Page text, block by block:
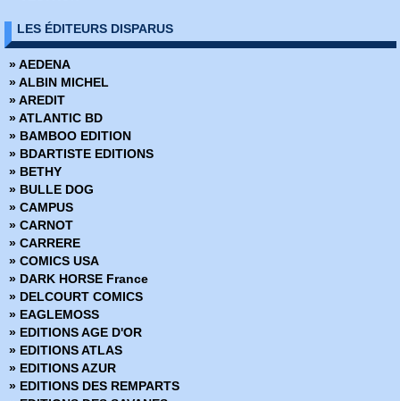
» BRZRKR
» BRZRKR - Bloodlines
» BuzzKill
» Cages
» Canary
» Captain Ginger
» Changing Ways
» Charlie Adlard - Art Book
» Château l'attente
» Chimichanga
» Choker
» Chroniques de Corum
» Chroniques de Groom Lake
» Cinder & Ashe
» ClaSSwar
» Clear
» Clone
» Clones
» Clyde fans
» Codeflesh
» Collection Outsider
» Justice League of America
» Trois-dans-un Flash
LES ÉDITEURS DISPARUS
» AEDENA
» ALBIN MICHEL
» AREDIT
» ATLANTIC BD
» BAMBOO EDITION
» BDARTISTE EDITIONS
» BETHY
» BULLE DOG
» CAMPUS
» CARNOT
» CARRERE
» COMICS USA
» DARK HORSE France
» DELCOURT COMICS
» EAGLEMOSS
» EDITIONS AGE D'OR
» EDITIONS ATLAS
» EDITIONS AZUR
» EDITIONS DES REMPARTS